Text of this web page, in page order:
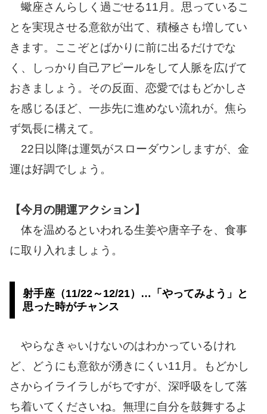
蠍座さんらしく過ごせる11月。思っているこ
とを実現させる意欲が出て、積極さも増してい
きます。ここぞとばかりに前に出るだけでな
く、しっかり自己アピールをして人脈を広げて
おきましょう。その反面、恋愛ではもどかしさ
を感じるほど、一歩先に進めない流れが。焦ら
ず気長に構えて。
22日以降は運気がスローダウンしますが、金
運は好調でしょう。
【今月の開運アクション】
体を温めるといわれる生姜や唐辛子を、食事
に取り入れましょう。
射手座（11/22～12/21）…「やってみよう」と
思った時がチャンス
やらなきゃいけないのはわかっているけれ
ど、どうにも意欲が湧きにくい11月。もどかし
さからイライラしがちですが、深呼吸をして落
ち着いてくださいね。無理に自分を鼓舞するよ